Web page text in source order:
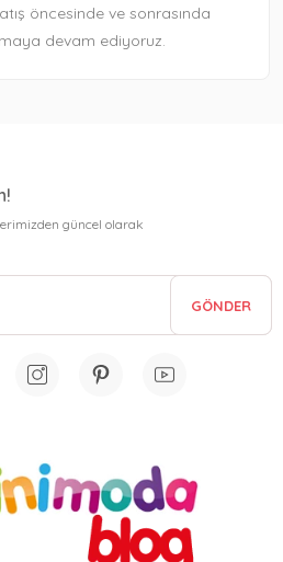
öncesinde ve sonrasında
devam ediyoruz.
güncel olarak
GÖNDER